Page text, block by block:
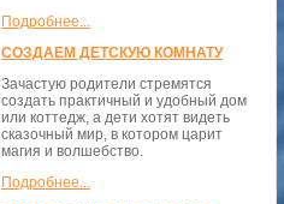
Подробнее...
СОЗДАЕМ ДЕТСКУЮ КОМНАТУ
Зачастую родители стремятся
создать практичный и удобный дом
или коттедж, а дети хотят видеть
сказочный мир, в котором царит
магия и волшебство.
Подробнее...